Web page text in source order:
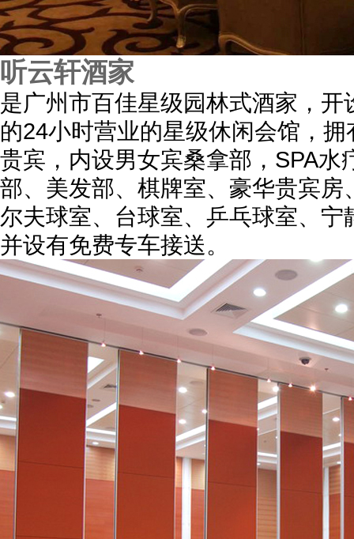
听云轩酒家
是广州市百佳星级园林式酒家，
的24小时营业的星级休闲会馆，
贵宾，内设男女宾桑拿部，SPA
部、美发部、棋牌室、豪华贵宾
尔夫球室、台球室、乒乓球室、
并设有免费专车接送。